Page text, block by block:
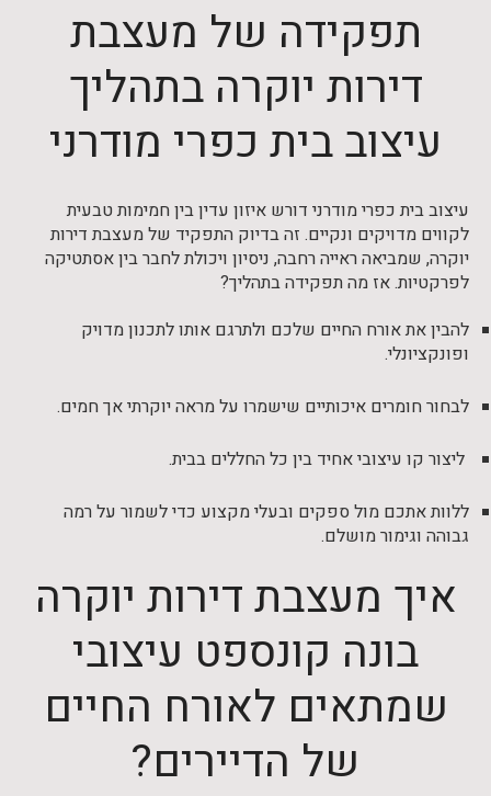
תפקידה של מעצבת
דירות יוקרה בתהליך
עיצוב בית כפרי מודרני
עיצוב בית כפרי מודרני דורש איזון עדין בין חמימות טבעית
לקווים מדויקים ונקיים. זה בדיוק התפקיד של מעצבת דירות
יוקרה, שמביאה ראייה רחבה, ניסיון ויכולת לחבר בין אסתטיקה
לפרקטיות. אז מה תפקידה בתהליך?
להבין את אורח החיים שלכם ולתרגם אותו לתכנון מדויק
ופונקציונלי.
לבחור חומרים איכותיים שישמרו על מראה יוקרתי אך חמים.
ליצור קו עיצובי אחיד בין כל החללים בבית.
ללוות אתכם מול ספקים ובעלי מקצוע כדי לשמור על רמה
גבוהה וגימור מושלם.
איך מעצבת דירות יוקרה
בונה קונספט עיצובי
שמתאים לאורח החיים
של הדיירים?